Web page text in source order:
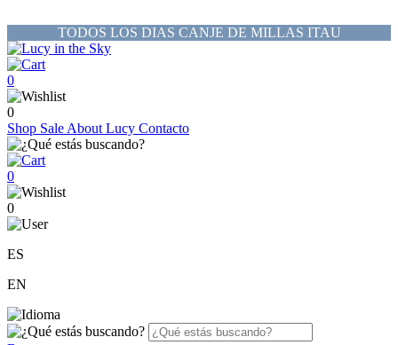
TODOS LOS DIAS CANJE DE MILLAS ITAU
0
0
Shop Sale About Lucy Contacto
0
0
ES
EN